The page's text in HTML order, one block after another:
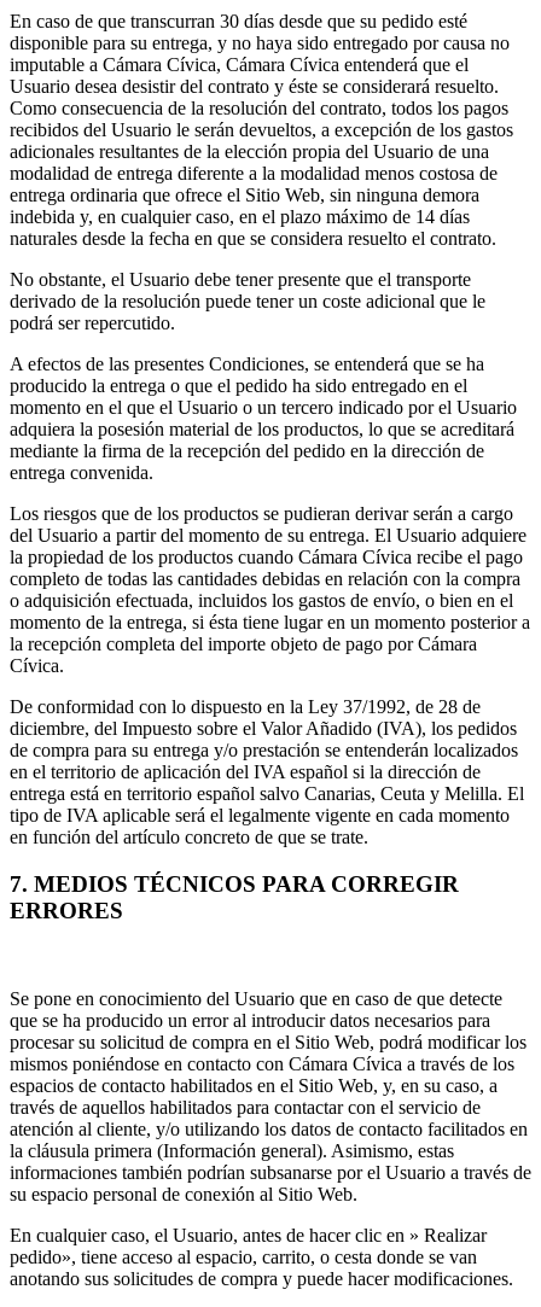
En caso de que transcurran 30 días desde que su pedido esté
disponible para su entrega, y no haya sido entregado por causa no
imputable a Cámara Cívica, Cámara Cívica entenderá que el
Usuario desea desistir del contrato y éste se considerará resuelto.
Como consecuencia de la resolución del contrato, todos los pagos
recibidos del Usuario le serán devueltos, a excepción de los gastos
adicionales resultantes de la elección propia del Usuario de una
modalidad de entrega diferente a la modalidad menos costosa de
entrega ordinaria que ofrece el Sitio Web, sin ninguna demora
indebida y, en cualquier caso, en el plazo máximo de 14 días
naturales desde la fecha en que se considera resuelto el contrato.
No obstante, el Usuario debe tener presente que el transporte
derivado de la resolución puede tener un coste adicional que le
podrá ser repercutido.
A efectos de las presentes Condiciones, se entenderá que se ha
producido la entrega o que el pedido ha sido entregado en el
momento en el que el Usuario o un tercero indicado por el Usuario
adquiera la posesión material de los productos, lo que se acreditará
mediante la firma de la recepción del pedido en la dirección de
entrega convenida.
Los riesgos que de los productos se pudieran derivar serán a cargo
del Usuario a partir del momento de su entrega. El Usuario adquiere
la propiedad de los productos cuando Cámara Cívica recibe el pago
completo de todas las cantidades debidas en relación con la compra
o adquisición efectuada, incluidos los gastos de envío, o bien en el
momento de la entrega, si ésta tiene lugar en un momento posterior a
la recepción completa del importe objeto de pago por Cámara
Cívica.
De conformidad con lo dispuesto en la Ley 37/1992, de 28 de
diciembre, del Impuesto sobre el Valor Añadido (IVA), los pedidos
de compra para su entrega y/o prestación se entenderán localizados
en el territorio de aplicación del IVA español si la dirección de
entrega está en territorio español salvo Canarias, Ceuta y Melilla. El
tipo de IVA aplicable será el legalmente vigente en cada momento
en función del artículo concreto de que se trate.
7. MEDIOS TÉCNICOS PARA CORREGIR
ERRORES
Se pone en conocimiento del Usuario que en caso de que detecte
que se ha producido un error al introducir datos necesarios para
procesar su solicitud de compra en el Sitio Web, podrá modificar los
mismos poniéndose en contacto con Cámara Cívica a través de los
espacios de contacto habilitados en el Sitio Web, y, en su caso, a
través de aquellos habilitados para contactar con el servicio de
atención al cliente, y/o utilizando los datos de contacto facilitados en
la cláusula primera (Información general). Asimismo, estas
informaciones también podrían subsanarse por el Usuario a través de
su espacio personal de conexión al Sitio Web.
En cualquier caso, el Usuario, antes de hacer clic en » Realizar
pedido», tiene acceso al espacio, carrito, o cesta donde se van
anotando sus solicitudes de compra y puede hacer modificaciones.